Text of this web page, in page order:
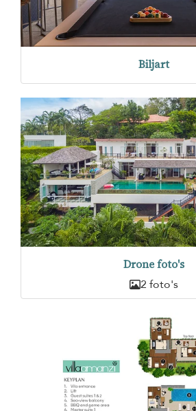
Biljart
Drone foto's
2 foto's